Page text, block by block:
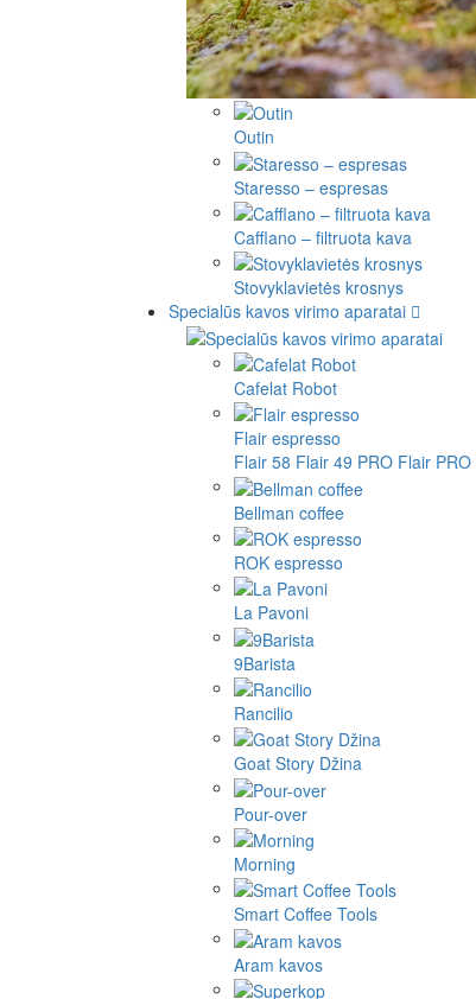
Outin
Staresso – espresas
Cafflano – filtruota kava
Stovyklavietės krosnys
Specialūs kavos virimo aparatai
Cafelat Robot
Flair espresso
Flair 58 Flair 49 PRO Flair PRO
Bellman coffee
ROK espresso
La Pavoni
9Barista
Rancilio
Goat Story Džina
Pour-over
Morning
Smart Coffee Tools
Aram kavos